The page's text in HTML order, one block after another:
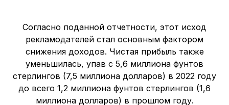
Согласно поданной отчетности, этот исход
рекламодателей стал основным фактором
снижения доходов. Чистая прибыль также
уменьшилась, упав с 5,6 миллиона фунтов
стерлингов (7,5 миллиона долларов) в 2022 году
до всего 1,2 миллиона фунтов стерлингов (1,6
миллиона долларов) в прошлом году.